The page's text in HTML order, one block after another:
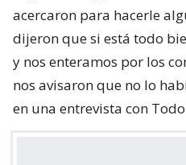
acercaron para hacerle
dijeron que si está todo
y nos enteramos por los
nos avisaron que no lo
en una entrevista con